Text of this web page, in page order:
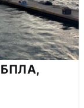
БПЛА,